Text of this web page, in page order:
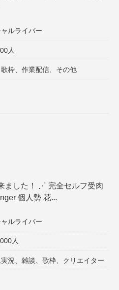
ルライバー
人
枠、作業配信、その他
ました！ ⋰ 完全セルフ受肉
個人勢 花...
ルライバー
人
況、雑談、歌枠、クリエイター